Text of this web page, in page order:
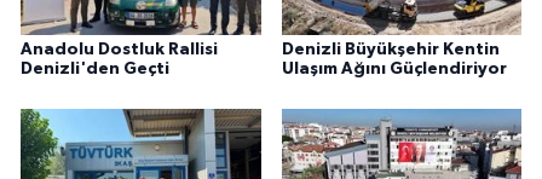
Anadolu Dostluk Rallisi
Denizli'den Geçti
Denizli Büyükşehir Kentin
Ulaşım Ağını Güçlendiriyor